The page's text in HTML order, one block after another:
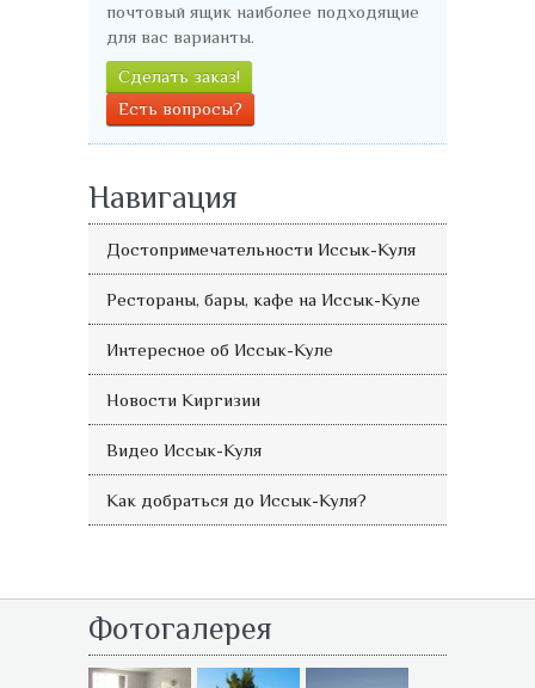
почтовый ящик наиболее подходящие
для вас варианты.
Сделать заказ!
Есть вопросы?
Навигация
Достопримечательности Иссык-Куля
Рестораны, бары, кафе на Иссык-Куле
Интересное об Иссык-Куле
Новости Киргизии
Видео Иссык-Куля
Как добраться до Иссык-Куля?
Фотогалерея